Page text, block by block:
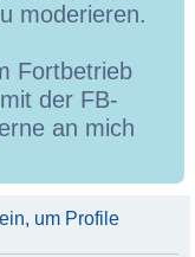
moderieren.
Fortbetrieb
der FB-
an mich
um Profile